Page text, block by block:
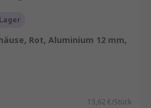
Rot, Aluminium 12 mm,
13,62 €/Stück